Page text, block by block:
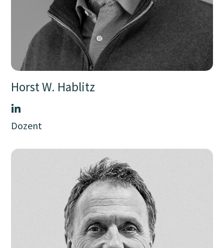
Horst W. Hablitz
Dozent